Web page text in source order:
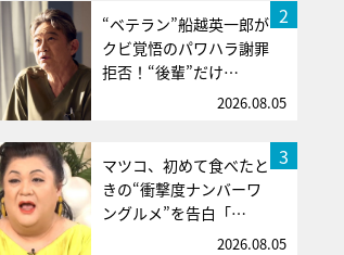
2
“ベテラン”船越英一郎が
クビ覚悟のパワハラ謝罪
拒否！“後輩”だけ…
2026.08.05
3
マツコ、初めて食べたと
きの“衝撃度ナンバーワ
ングルメ”を告白「…
2026.08.05